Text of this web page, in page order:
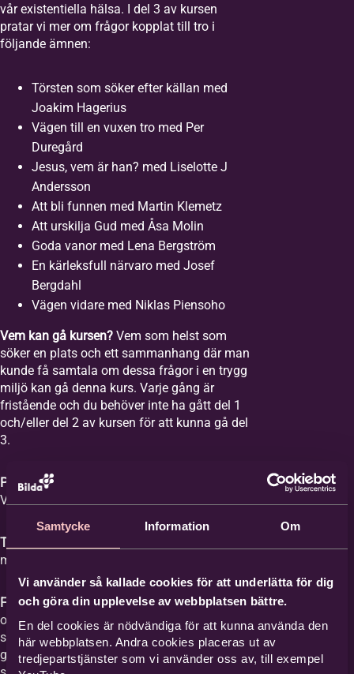
Samtycke Information Om
Vi använder så kallade cookies för att underlätta för dig
och göra din upplevelse av webbplatsen bättre.
En del cookies är nödvändiga för att kunna använda den
här webbplatsen. Andra cookies placeras ut av
tredjepartstjänster som vi använder oss av, till exempel
vår existentiella hälsa. I del 3 av kursen
pratar vi mer om frågor kopplat till tro i
följande ämnen:
Törsten som söker efter källan med
Joakim Hagerius
Vägen till en vuxen tro med Per
Duregård
Jesus, vem är han? med Liselotte J
Andersson
Att bli funnen med Martin Klemetz
Att urskilja Gud med Åsa Molin
Goda vanor med Lena Bergström
En kärleksfull närvaro med Josef
Bergdahl
Vägen vidare med Niklas Piensoho
Vem kan gå kursen? Vem som helst som
söker en plats och ett sammanhang där man
kunde få samtala om dessa frågor i en trygg
miljö kan gå denna kurs. Varje gång är
fristående och du behöver inte ha gått del 1
och/eller del 2 av kursen för att kunna gå del
3.
Plats:Equmeniakyrkan Vikingstad,
Våghusgatan 1
Tid:
med start tisdagen den 1 september 2026.
Film med samtal:Varje gång har ett ämne
och vi tittar på en film med ett förinspelat
samtal mellan Britta Hermansson och en
gäst där deras erfarenheter och berättelser